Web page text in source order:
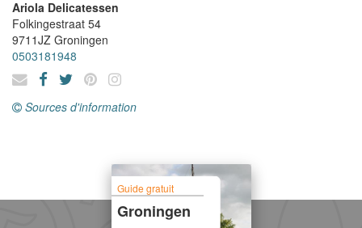
Ariola Delicatessen
Folkingestraat 54
9711JZ Groningen
0503181948
Sources d'information
Guide gratuit
Groningen